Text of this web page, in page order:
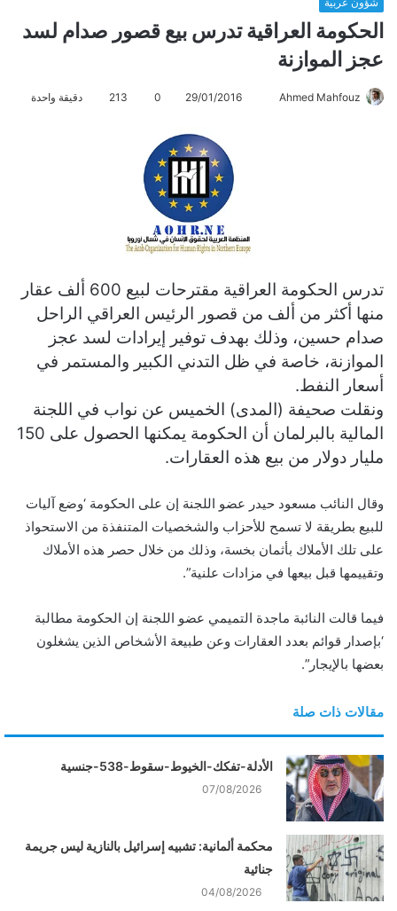
الحكومة العراقية تدرس بيع قصور صدام لسد
عجز الموازنة
Ahmed Mahfouz
إ
ك
ر
ن
ي
29/01/2016
0
213 دقيقة واحدة
تدرس الحكومة العراقية مقترحات لبيع 600 ألف عقار
منها أكثر من ألف من قصور الرئيس العراقي الراحل
صدام حسين، وذلك بهدف توفير إيرادات لسد عجز
الموازنة، خاصة في ظل التدني الكبير والمستمر في
أسعار النفط.
ونقلت صحيفة (المدى) الخميس عن نواب في اللجنة
المالية بالبرلمان أن الحكومة يمكنها الحصول على 150
مليار دولار من بيع هذه العقارات.
وقال النائب مسعود حيدر عضو اللجنة إن على الحكومة ‘وضع آليات
للبيع بطريقة لا تسمح للأحزاب والشخصيات المتنفذة من الاستحواذ
على تلك الأملاك بأثمان بخسة، وذلك من خلال حصر هذه الأملاك
وتقييمها قبل بيعها في مزادات علنية”.
فيما قالت النائبة ماجدة التميمي عضو اللجنة إن الحكومة مطالبة
‘بإصدار قوائم بعدد العقارات وعن طبيعة الأشخاص الذين يشغلون
بعضها بالإيجار”.
مقالات ذات صلة
الأدلة-تفكك-الخيوط-سقوط-538-جنسية
07/08/2026
محكمة ألمانية: تشبيه إسرائيل بالنازية ليس جريمة
جنائية
04/08/2026